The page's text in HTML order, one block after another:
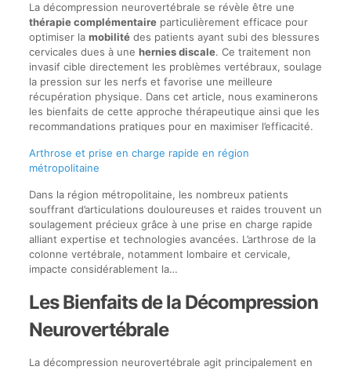
La décompression neurovertébrale se révèle être une
thérapie complémentaireparticulièrement efficace pour
optimiser la mobilitédes patients ayant subi des blessures
cervicales dues à une hernies discale. Ce traitement non
invasif cible directement les problèmes vertébraux, soulage
la pression sur les nerfs et favorise une meilleure
récupération physique. Dans cet article, nous examinerons
les bienfaits de cette approche thérapeutique ainsi que les
recommandations pratiques pour en maximiser l’efficacité.
Arthrose et prise en charge rapide en région
métropolitaine
Dans la région métropolitaine, les nombreux patients
souffrant d’articulations douloureuses et raides trouvent un
soulagement précieux grâce à une prise en charge rapide
alliant expertise et technologies avancées. L’arthrose de la
colonne vertébrale, notamment lombaire et cervicale,
impacte considérablement la…
Les Bienfaits de la Décompression
Neurovertébrale
La décompression neurovertébrale agit principalement en